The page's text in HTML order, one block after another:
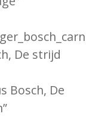
De strijd
Bosch, De